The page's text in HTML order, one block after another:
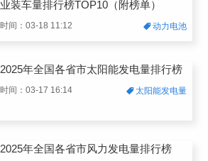
业装车量排行榜TOP10（附榜单）
时间：03-18 11:12 动力电池
2025年全国各省市太阳能发电量排行榜
时间：03-17 16:14 太阳能发电量
2025年全国各省市风力发电量排行榜